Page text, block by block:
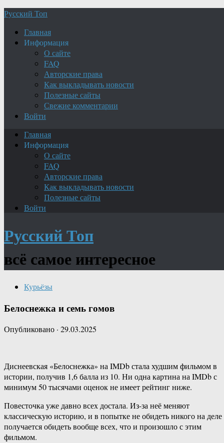
Русский Топ
Главная
Информация
О сайте
FAQ
Авторские права
Как выкладывать новости
Полезные сайты
Свежие комментарии
Войти
Главная
Информация
О сайте
FAQ
Авторские права
Как выкладывать новости
Полезные сайты
Войти
Русский Топ
всё самое интересное
Курьёзы
Белоснежка и семь гомов
Опубликовано · 29.03.2025
Диснеевская «Белоснежка» на IMDb стала худшим фильмом в
истории, получив 1,6 балла из 10. Ни одна картина на IMDb с
минимум 50 тысячами оценок не имеет рейтинг ниже.
Повесточка уже давно всех достала. Из-за неё меняют
классическую историю, и в попытке не обидеть никого на деле
получается обидеть вообще всех, что и произошло с этим
фильмом.